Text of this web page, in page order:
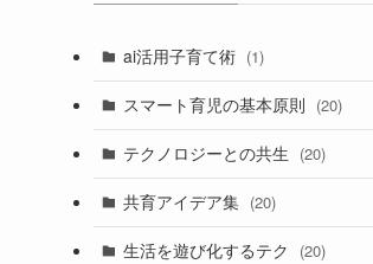
ai活用子育て術 (1)
スマート育児の基本原則 (20)
テクノロジーとの共生 (20)
共育アイデア集 (20)
生活を遊び化するテク (20)